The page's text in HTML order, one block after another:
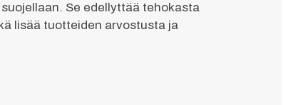
Se edellyttää tehokasta
lisää tuotteiden arvostusta ja